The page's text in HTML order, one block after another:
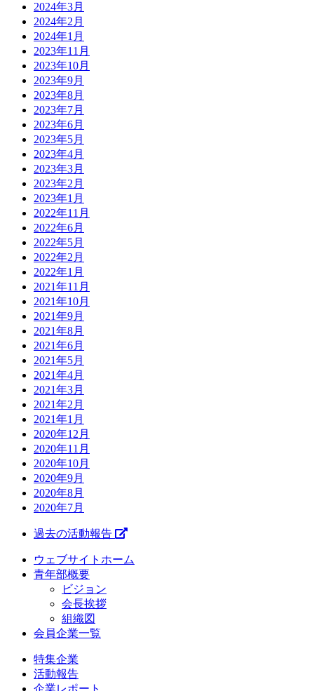
2024年3月
2024年2月
2024年1月
2023年11月
2023年10月
2023年9月
2023年8月
2023年7月
2023年6月
2023年5月
2023年4月
2023年3月
2023年2月
2023年1月
2022年11月
2022年6月
2022年5月
2022年2月
2022年1月
2021年11月
2021年10月
2021年9月
2021年8月
2021年6月
2021年5月
2021年4月
2021年3月
2021年2月
2021年1月
2020年12月
2020年11月
2020年10月
2020年9月
2020年8月
2020年7月
過去の活動報告
ウェブサイトホーム
青年部概要
ビジョン
会長挨拶
組織図
会員企業一覧
特集企業
活動報告